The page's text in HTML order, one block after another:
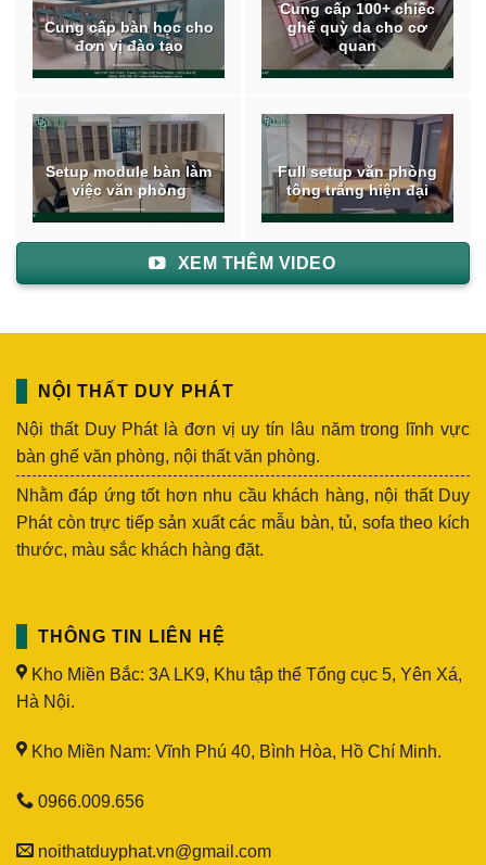
Cung cấp bàn học cho
đơn vị đào tạo
Cung cấp 100+ chiếc
ghế quỳ da cho cơ
quan
Setup module bàn làm
việc văn phòng
Full setup văn phòng
tông trắng hiện đại
XEM THÊM VIDEO
NỘI THẤT DUY PHÁT
Nội thất Duy Phát là đơn vị uy tín lâu năm trong lĩnh vực
bàn ghế văn phòng, nội thất văn phòng.
Nhằm đáp ứng tốt hơn nhu cầu khách hàng, nội thất Duy
Phát còn trực tiếp sản xuất các mẫu bàn, tủ, sofa theo kích
thước, màu sắc khách hàng đặt.
THÔNG TIN LIÊN HỆ
Kho Miền Bắc: 3A LK9, Khu tập thể Tổng cục 5, Yên Xá,
Hà Nội.
Kho Miền Nam: Vĩnh Phú 40, Bình Hòa, Hồ Chí Minh.
0966.009.656
noithatduyphat.vn@gmail.com